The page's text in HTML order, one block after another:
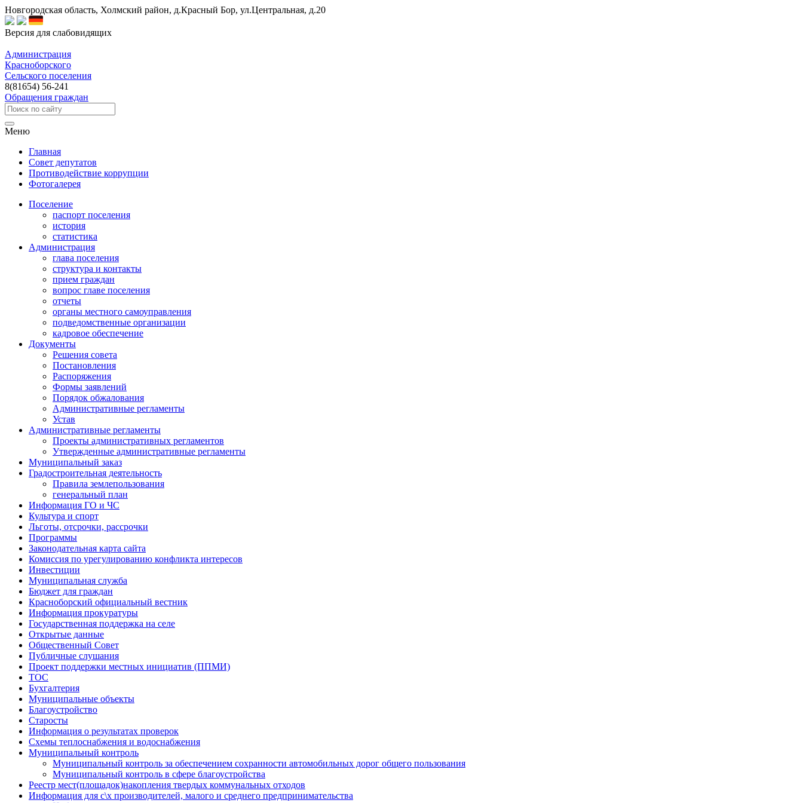
Новгородская область, Холмский район, д.Красный Бор, ул.Центральная, д.20
Версия для слабовидящих
Администрация
Красноборского
Сельского поселения
8(81654) 56-241
Обращения граждан
Меню
Главная
Совет депутатов
Противодействие коррупции
Фотогалерея
Поселение
паспорт поселения
история
статистика
Администрация
глава поселения
структура и контакты
прием граждан
вопрос главе поселения
отчеты
органы местного самоуправления
подведомственные организации
кадровое обеспечение
Документы
Решения совета
Постановления
Распоряжения
Формы заявлений
Порядок обжалования
Административные регламенты
Устав
Административные регламенты
Проекты административных регламентов
Утвержденные административные регламенты
Муниципальный заказ
Градостроительная деятельность
Правила землепользования
генеральный план
Информация ГО и ЧС
Культура и спорт
Льготы, отсрочки, рассрочки
Программы
Законодательная карта сайта
Комиссия по урегулированию конфликта интересов
Инвестиции
Муниципальная служба
Бюджет для граждан
Красноборский официальный вестник
Информация прокуратуры
Государственная поддержка на селе
Открытые данные
Общественный Совет
Публичные слушания
Проект поддержки местных инициатив (ППМИ)
ТОС
Бухгалтерия
Муниципальные объекты
Благоустройство
Старосты
Информация о результатах проверок
Схемы теплоснабжения и водоснабжения
Муниципальный контроль
Муниципальный контроль за обеспечением сохранности автомобильных дорог общего пользования
Муниципальный контроль в сфере благоустройства
Реестр мест(площадок)накопления твердых коммунальных отходов
Информация для с\х производителей, малого и среднего предпринимательства